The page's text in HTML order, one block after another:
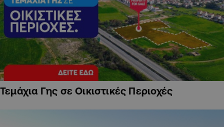
Τεμάχια Γης σε Οικιστικές Περιοχές